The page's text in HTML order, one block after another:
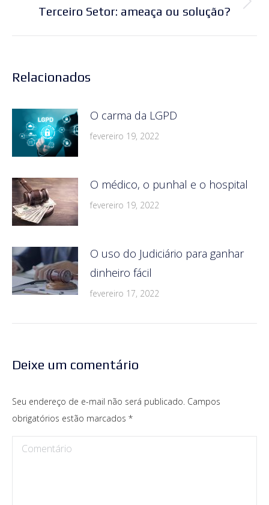
Próximo
Terceiro Setor: ameaça ou solução?
Relacionados
O carma da LGPD
fevereiro 19, 2022
O médico, o punhal e o hospital
fevereiro 19, 2022
O uso do Judiciário para ganhar
dinheiro fácil
fevereiro 17, 2022
Deixe um comentário
Seu endereço de e-mail não será publicado. Campos
obrigatórios estão marcados *
Comentário